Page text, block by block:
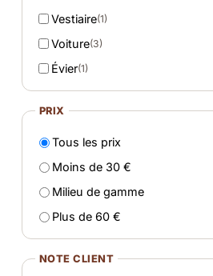
Vestiaire(1)
Voiture(3)
Évier(1)
PRIX
Tous les prix
Moins de 30 €
Milieu de gamme
Plus de 60 €
NOTE CLIENT